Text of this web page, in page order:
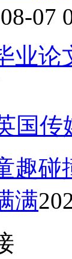
07
业论
国
趣碰
满